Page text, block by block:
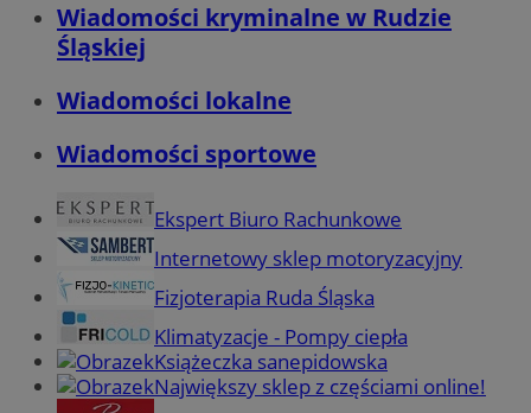
Wiadomości kryminalne w Rudzie
Śląskiej
Wiadomości lokalne
Wiadomości sportowe
Ekspert Biuro Rachunkowe
Internetowy sklep motoryzacyjny
Fizjoterapia Ruda Śląska
Klimatyzacje - Pompy ciepła
Książeczka sanepidowska
Największy sklep z częściami online!